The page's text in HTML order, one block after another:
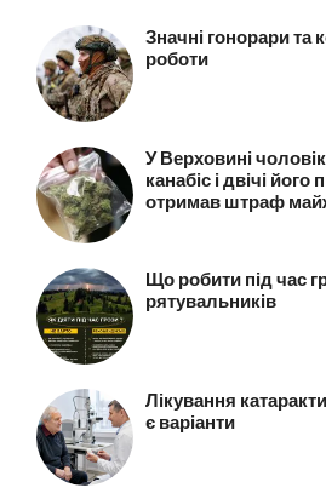
Значні гонорари та
роботи
У Верховині
канабіс і двічі
отримав штраф
Що робити під час
рятувальників
Лікування
є варіанти